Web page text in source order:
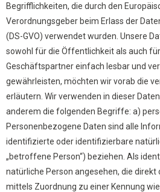
Begrifflichkeiten, die durch den
Verordnungsgeber beim Erlass der
(DS-GVO) verwendet wurden. Unsere
sowohl für die Öffentlichkeit als auch
Geschäftspartner einfach lesbar und
gewährleisten, möchten wir vorab die
erläutern. Wir verwenden in dieser
anderem die folgenden Begriffe: a)
Personenbezogene Daten sind alle
identifizierte oder identifizierbare
„betroffene Person“) beziehen. Als
natürliche Person angesehen, die direkt
mittels Zuordnung zu einer Kennung